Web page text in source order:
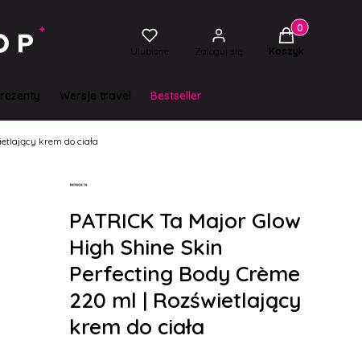
Ulubione Zaloguj się
Produkty w
Koszyk
Wersje travel Bestseller
krem do ciała
PATRICK Ta Major Glow
High Shine Skin
Perfecting Body Crème
220 ml | Rozświetlający
krem do ciała